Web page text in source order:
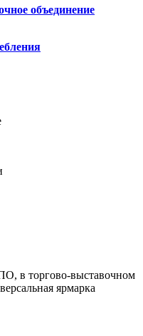
объединение
в торгово-выставочном
ярмарка